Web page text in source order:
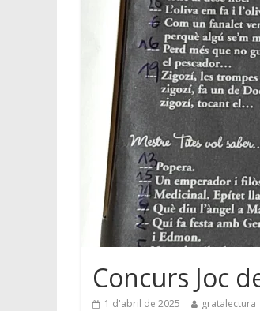
Concurs Joc
1 d'abril de 2025 gratalectura